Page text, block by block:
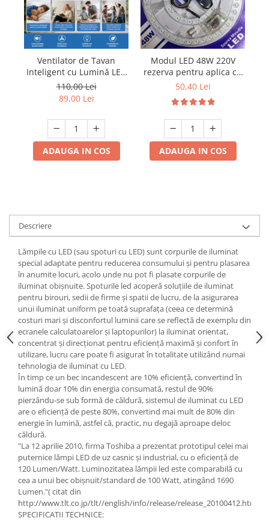
Copex
Cuple
Doze
Dulii/Dulie adaptor
Electrocasnice de mici dimensiuni
Mufe,Accesorii TV
Multimetru Digital
Prelungitoare/Derulatoare
Prize
Întrerupătoare/Comutatoare
Ştechere/Stecher adaptor
Ţeavă PVC
Corpuri Led lineare
Feronerie
Butuc yala,Broaste usa,Lacat
Tablou si sigurante electrice
Scule / utile / sonerii/ rulete
Adezivi si benzi adezive
Chei , clesti , patenti
Cose / Coliere plastic
Pistoale de lipit si accesorii
Scule si unelte de
taiat,accesorii pentru gaurit si
insurubat
Sonerii
Ventilator de Tavan
Inteligent cu Lumină LED
și Telecomandă
110,00 Lei
89,00 Lei
ADAUGA IN COS
Modul LED 48W 220V
rezerva pentru aplica cu
3 Culori si telecomanda
50,40 Lei
ADAUGA IN COS
Descriere
Lămpile cu LED (sau spoturi cu LED) sunt corpurile de iluminat
special adaptate pentru reducerea consumului și pentru plasarea
în anumite locuri, acolo unde nu pot fi plasate corpurile de
iluminat obișnuite. Spoturile led acoperă soluțiile de iluminat
pentru birouri, sedii de firme și spatii de lucru, de la asigurarea
unui iluminat uniform pe toată suprafața (ceea ce determină
costuri mari și disconfortul luminii care se reflectă de exemplu din
ecranele calculatoarelor și laptopurilor) la iluminat orientat,
concentrat și direcționat pentru eficiență maximă și confort în
utilizare, lucru care poate fi asigurat în totalitate utilizând numai
tehnologia de iluminat cu LED.
În timp ce un bec incandescent are 10% eficiență, convertind în
lumină doar 10% din energia consumată, restul de 90%
pierzându-se sub formă de căldură, sistemul de iluminat cu LED
are o eficiență de peste 80%, convertind mai mult de 80% din
energie în lumină, astfel că, practic, nu degajă aproape deloc
căldură.
"La 12 aprilie 2010, firma Toshiba a prezentat prototipul celei mai
puternice lămpi LED de uz casnic și industrial, cu o eficiență de
120 Lumen/Watt. Luminozitatea lămpii led este comparabilă cu
cea a unui bec obișnuit/standard de 100 Watt, atingând 1690
Lumen."( citat din
http://www.tlt.co.jp/tlt//english/info/release/release_20100412.htm)
SPECIFICATII TECHNICE: